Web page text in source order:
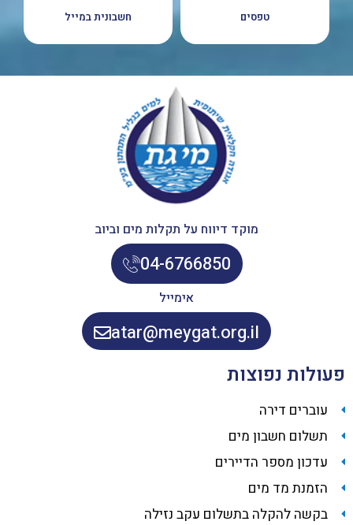
טפסים חשבונית במייל
מוקד דיווח על תקלות מים וביוב
04-6766850
אימייל
atar@meygat.org.il
פעולות נפוצות
עוברים דירה
תשלום חשבון מים
עדכון מספר הדיירים
הזמנת מד מים
בקשה להקלה בתשלום עקב נזילה